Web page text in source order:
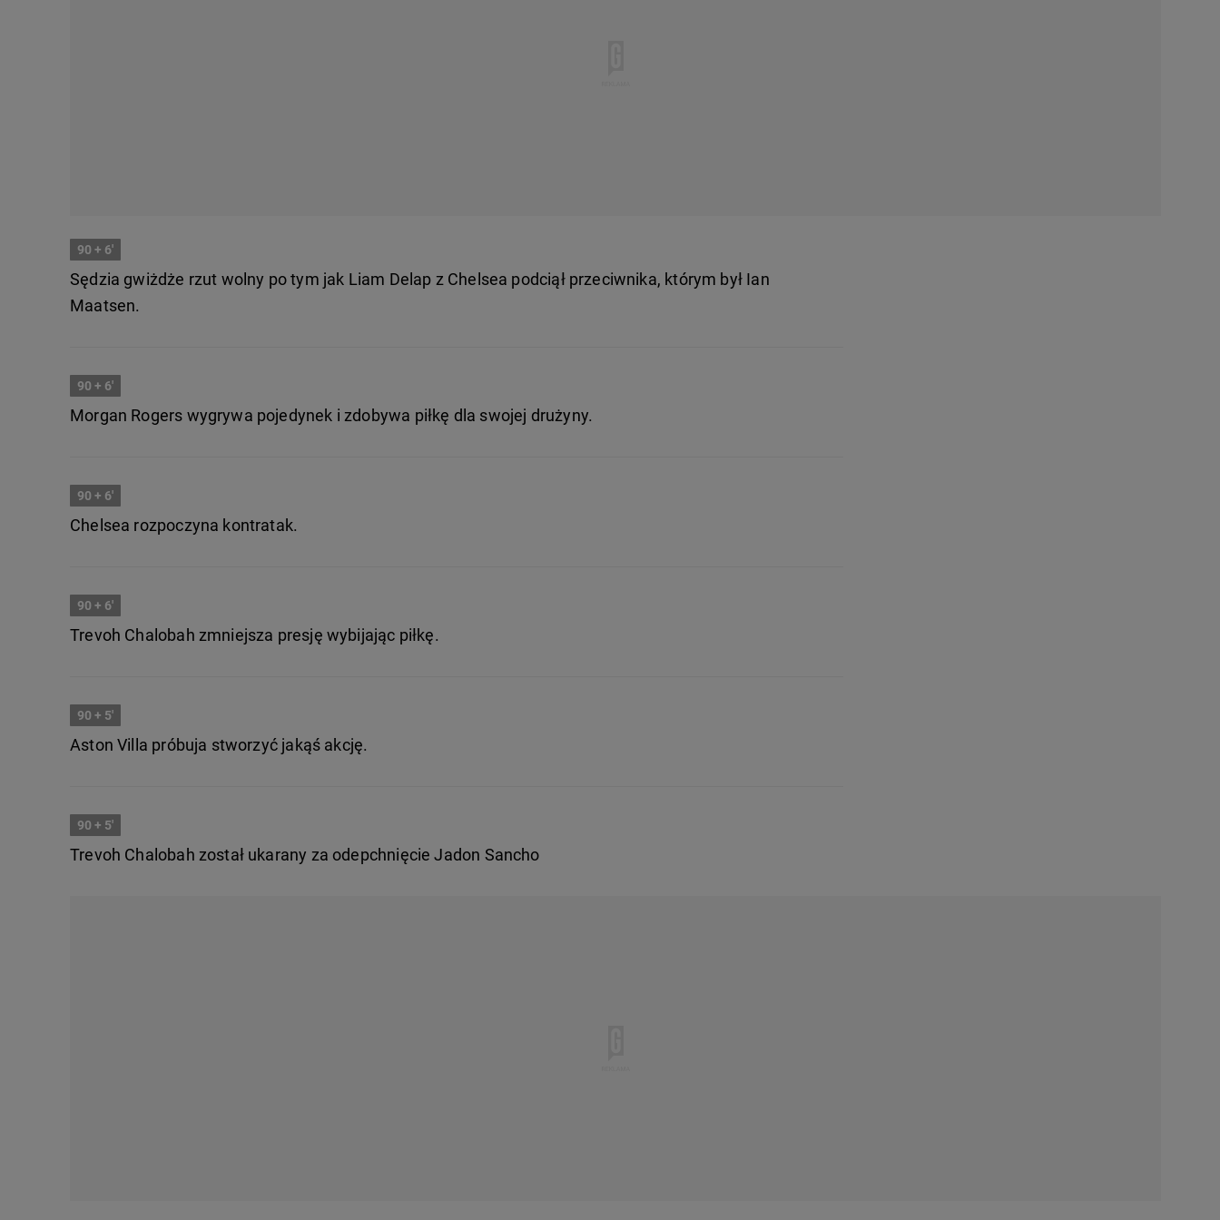
90 + 6'
Sędzia gwiżdże rzut wolny po tym jak Liam Delap z Chelsea podciął przeciwnika, którym był Ian
Maatsen.
90 + 6'
Morgan Rogers wygrywa pojedynek i zdobywa piłkę dla swojej drużyny.
90 + 6'
Chelsea rozpoczyna kontratak.
90 + 6'
Trevoh Chalobah zmniejsza presję wybijając piłkę.
90 + 5'
Aston Villa próbuja stworzyć jakąś akcję.
90 + 5'
Trevoh Chalobah został ukarany za odepchnięcie Jadon Sancho